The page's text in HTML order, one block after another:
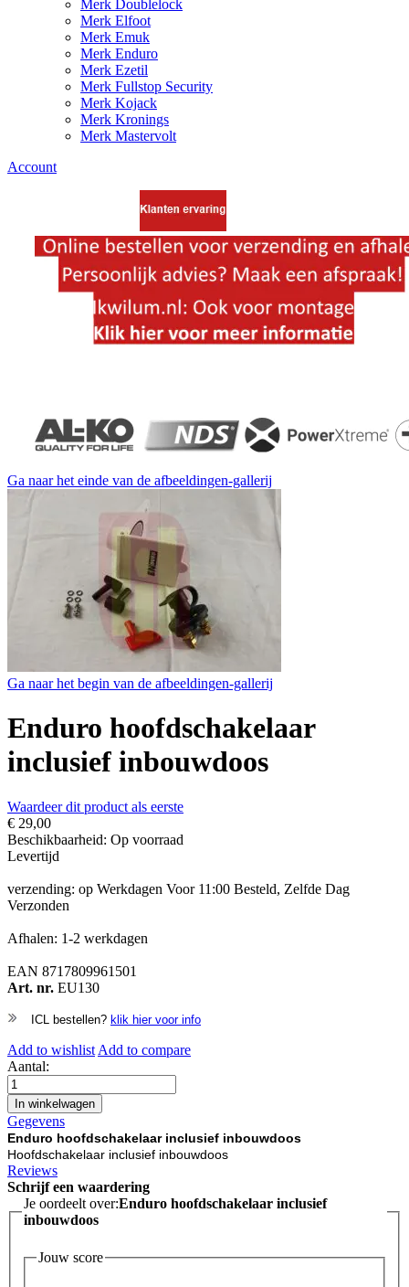
Merk Doublelock
Merk Elfoot
Merk Emuk
Merk Enduro
Merk Ezetil
Merk Fullstop Security
Merk Kojack
Merk Kronings
Merk Mastervolt
Account
Ga naar het einde van de afbeeldingen-gallerij
Ga naar het begin van de afbeeldingen-gallerij
Enduro hoofdschakelaar
inclusief inbouwdoos
Waardeer dit product als eerste
€ 29,00
Beschikbaarheid: Op voorraad
Levertijd
verzending: op Werkdagen Voor 11:00 Besteld, Zelfde Dag
Verzonden
Afhalen: 1-2 werkdagen
EAN 8717809961501
Art. nr. EU130
ICL bestellen? klik hier voor info
Add to wishlist Add to compare
Aantal:
In winkelwagen
Gegevens
Enduro hoofdschakelaar inclusief inbouwdoos
Hoofdschakelaar inclusief inbouwdoos
Reviews
Schrijf een waardering
Je oordeelt over:Enduro hoofdschakelaar inclusief
inbouwdoos
Jouw score